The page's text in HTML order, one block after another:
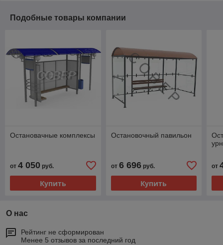
Подобные товары компании
Остановачные комплексы
от 4 050 руб.
Купить
Остановочный павильон
от 6 696руб.
Купить
от
О нас
Рейтинг не сформирован
Менее 5 отзывов за последний год